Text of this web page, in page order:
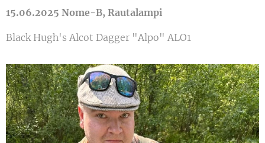
15.06.2025 Nome-B, Rautalampi
Black Hugh's Alcot Dagger "Alpo" ALO1